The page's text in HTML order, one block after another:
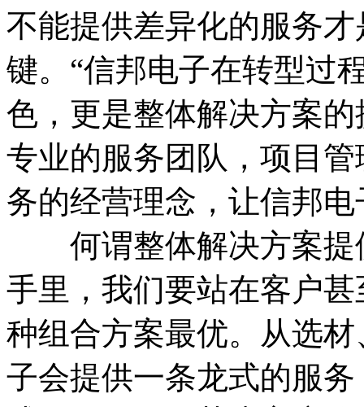
不能提供差异化的服务
键。“信邦电子在转型过
色，更是整体解决方案
专业的服务团队，项目
务的经营理念，让信邦
何谓整体解决方案提
手里，我们要站在客户
种组合方案最优。从选
子会提供一条龙式的服